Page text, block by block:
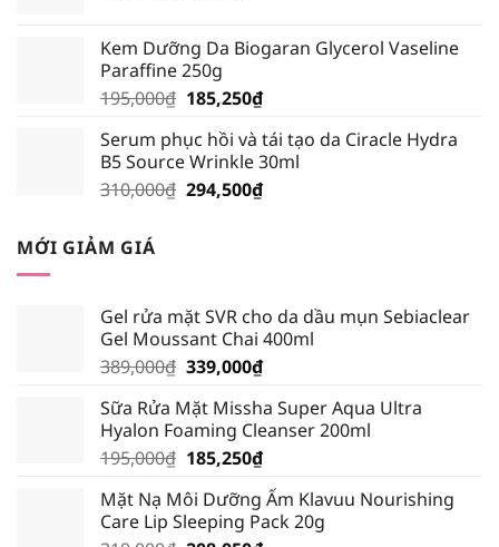
30,000₫.là:
Kem Dưỡng Da Biogaran Glycerol Vaseline
Paraffine 250g
195,000₫ Giá
là:
195,000₫.
185,250₫Giá
tại
là:
185,250₫.
Serum phục hồi và tái tạo da Ciracle Hydra
B5 Source Wrinkle 30ml
310,000₫ Giá
294,500₫Giá
MỚI GIẢM GIÁ
Gel rửa mặt SVR cho da dầu mụn Sebiaclear
Gel Moussant Chai 400ml
389,000₫ Giá
là:
389,000₫.
339,000₫Giá
tại
là:
339,000₫.
Sữa Rửa Mặt Missha Super Aqua Ultra
Hyalon Foaming Cleanser 200ml
195,000₫ Giá
là:
195,000₫.
185,250₫Giá
tại
là:
Mặt Nạ Môi Dưỡng Ẩm Klavuu Nourishing
Care Lip Sleeping Pack 20g